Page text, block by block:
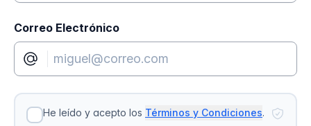
Correo Electrónico
He leído y acepto los Términos y Condiciones.